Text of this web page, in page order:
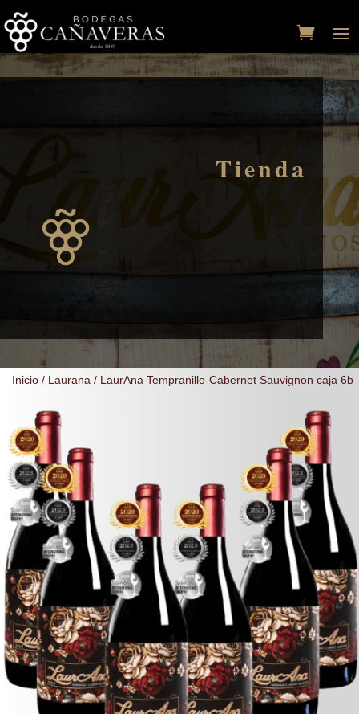
Tienda
Inicio / Laurana / LaurAna Tempranillo-Cabernet Sauvignon caja 6b